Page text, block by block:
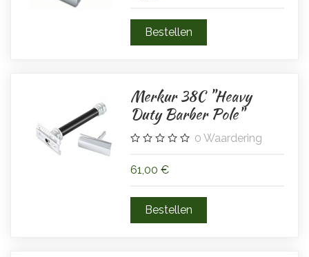
Merkur 38C "Heavy
Duty Barber Pole"
0 Waardering
61,00 €